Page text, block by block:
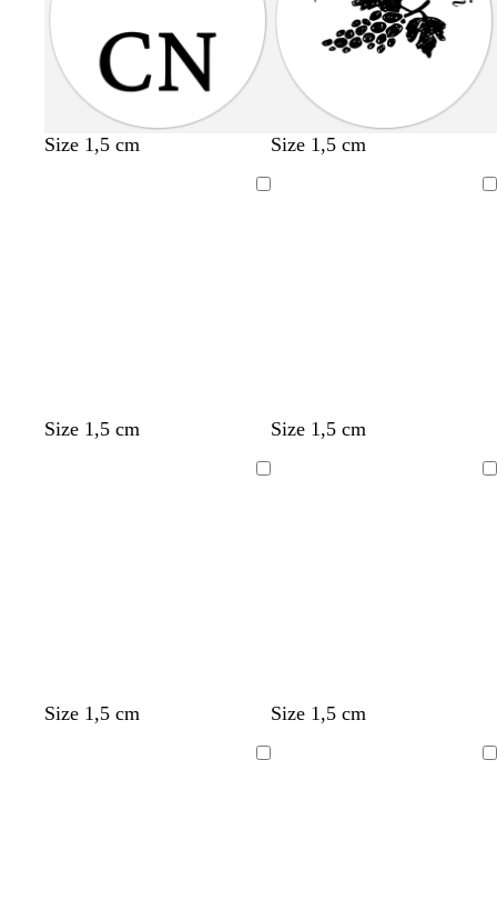
Size 1,5 cm Size 1,5 cm
Size 1,5 cm Size 1,5 cm
Size 1,5 cm Size 1,5 cm